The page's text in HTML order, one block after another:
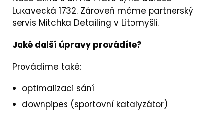
Lukavecká 1732. Zároveň máme partnerský
servis Mitchka Detailing v Litomyšli.
Jaké další úpravy provádíte?
Provádíme také:
optimalizaci sání
downpipes (sportovní katalyzátor)